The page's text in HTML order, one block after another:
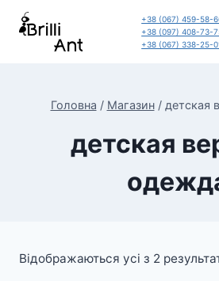
Перейти
+38 (067) 459-58-
+38 (097) 408-73-
+38 (067) 338-25-
Головна / Магазин / детская
детская
Відображаються усі з 2